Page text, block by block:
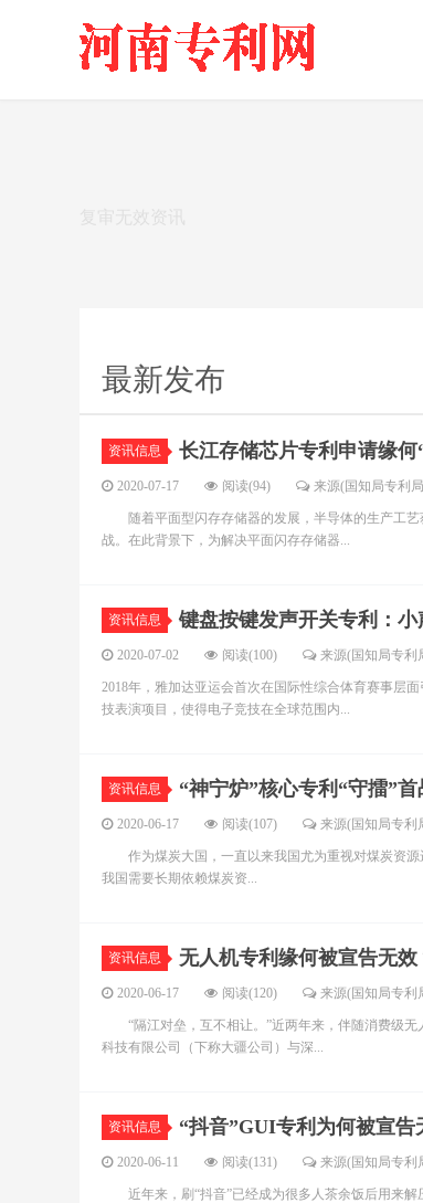
最新发布
资讯信息 长江存储芯片专利申请缘何
2020-07-17 阅读(94) 来源(国知局专利
随着平面型闪存存储器的发展，半导体的生产工艺
战。在此背景下，为解决平面闪存存储器...
资讯信息 键盘按键发声开关专利：
2020-07-02 阅读(100) 来源(国知局专利
2018年，雅加达亚运会首次在国际性综合体育赛事层
技表演项目，使得电子竞技在全球范围内...
资讯信息 “神宁炉”核心专利“守擂”
2020-06-17 阅读(107) 来源(国知局专利
作为煤炭大国，一直以来我国尤为重视对煤炭资源
我国需要长期依赖煤炭资...
资讯信息 无人机专利缘何被宣告无效
2020-06-17 阅读(120) 来源(国知局专利
“隔江对垒，互不相让。”近两年来，伴随消费级无
科技有限公司（下称大疆公司）与深...
资讯信息 “抖音”GUI专利为何被宣告
2020-06-11 阅读(131) 来源(国知局专利
近年来，刷“抖音”已经成为很多人茶余饭后用来解